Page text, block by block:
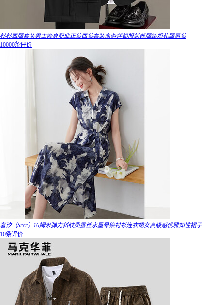
杉杉西服套装男士修身职业正装西装套装商务伴郎服新郎服结婚礼服男装
10000条评价
奢汐（Srcr）16姆米弹力斜纹桑蚕丝水墨晕染衬衫连衣裙女高级感优雅知性裙子
10条评价